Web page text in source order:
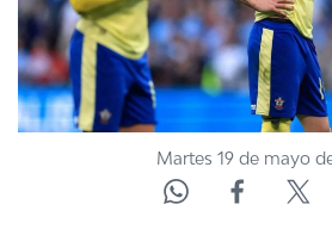
CANAL DE DENUNCIAS
ÁREA DE PROYECTOS
Martes 19 de mayo